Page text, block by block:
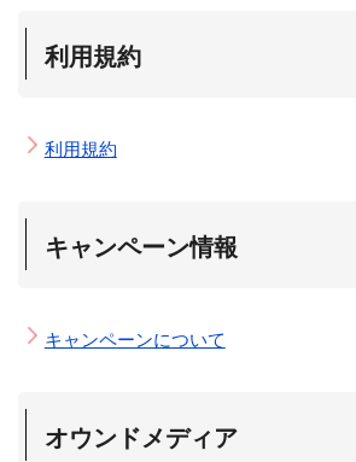
利用規約
利用規約
キャンペーン情報
キャンペーンについて
オウンドメディア